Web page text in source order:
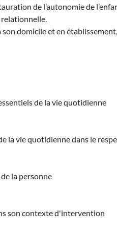
de l’autonomie de
relationnelle.
domicile et en
de la vie quotidienne
la vie quotidienne dans le
la personne
son contexte d'intervention